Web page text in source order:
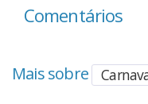
Comentários
Mais sobre